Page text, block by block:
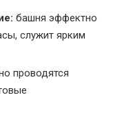
башня эффектно
служит ярким
проводятся